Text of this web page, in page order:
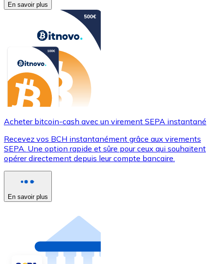
En savoir plus
Acheter bitcoin-cash avec un virement SEPA instantané
Recevez vos BCH instantanément grâce aux virements
SEPA. Une option rapide et sûre pour ceux qui souhaitent
opérer directement depuis leur compte bancaire.
En savoir plus